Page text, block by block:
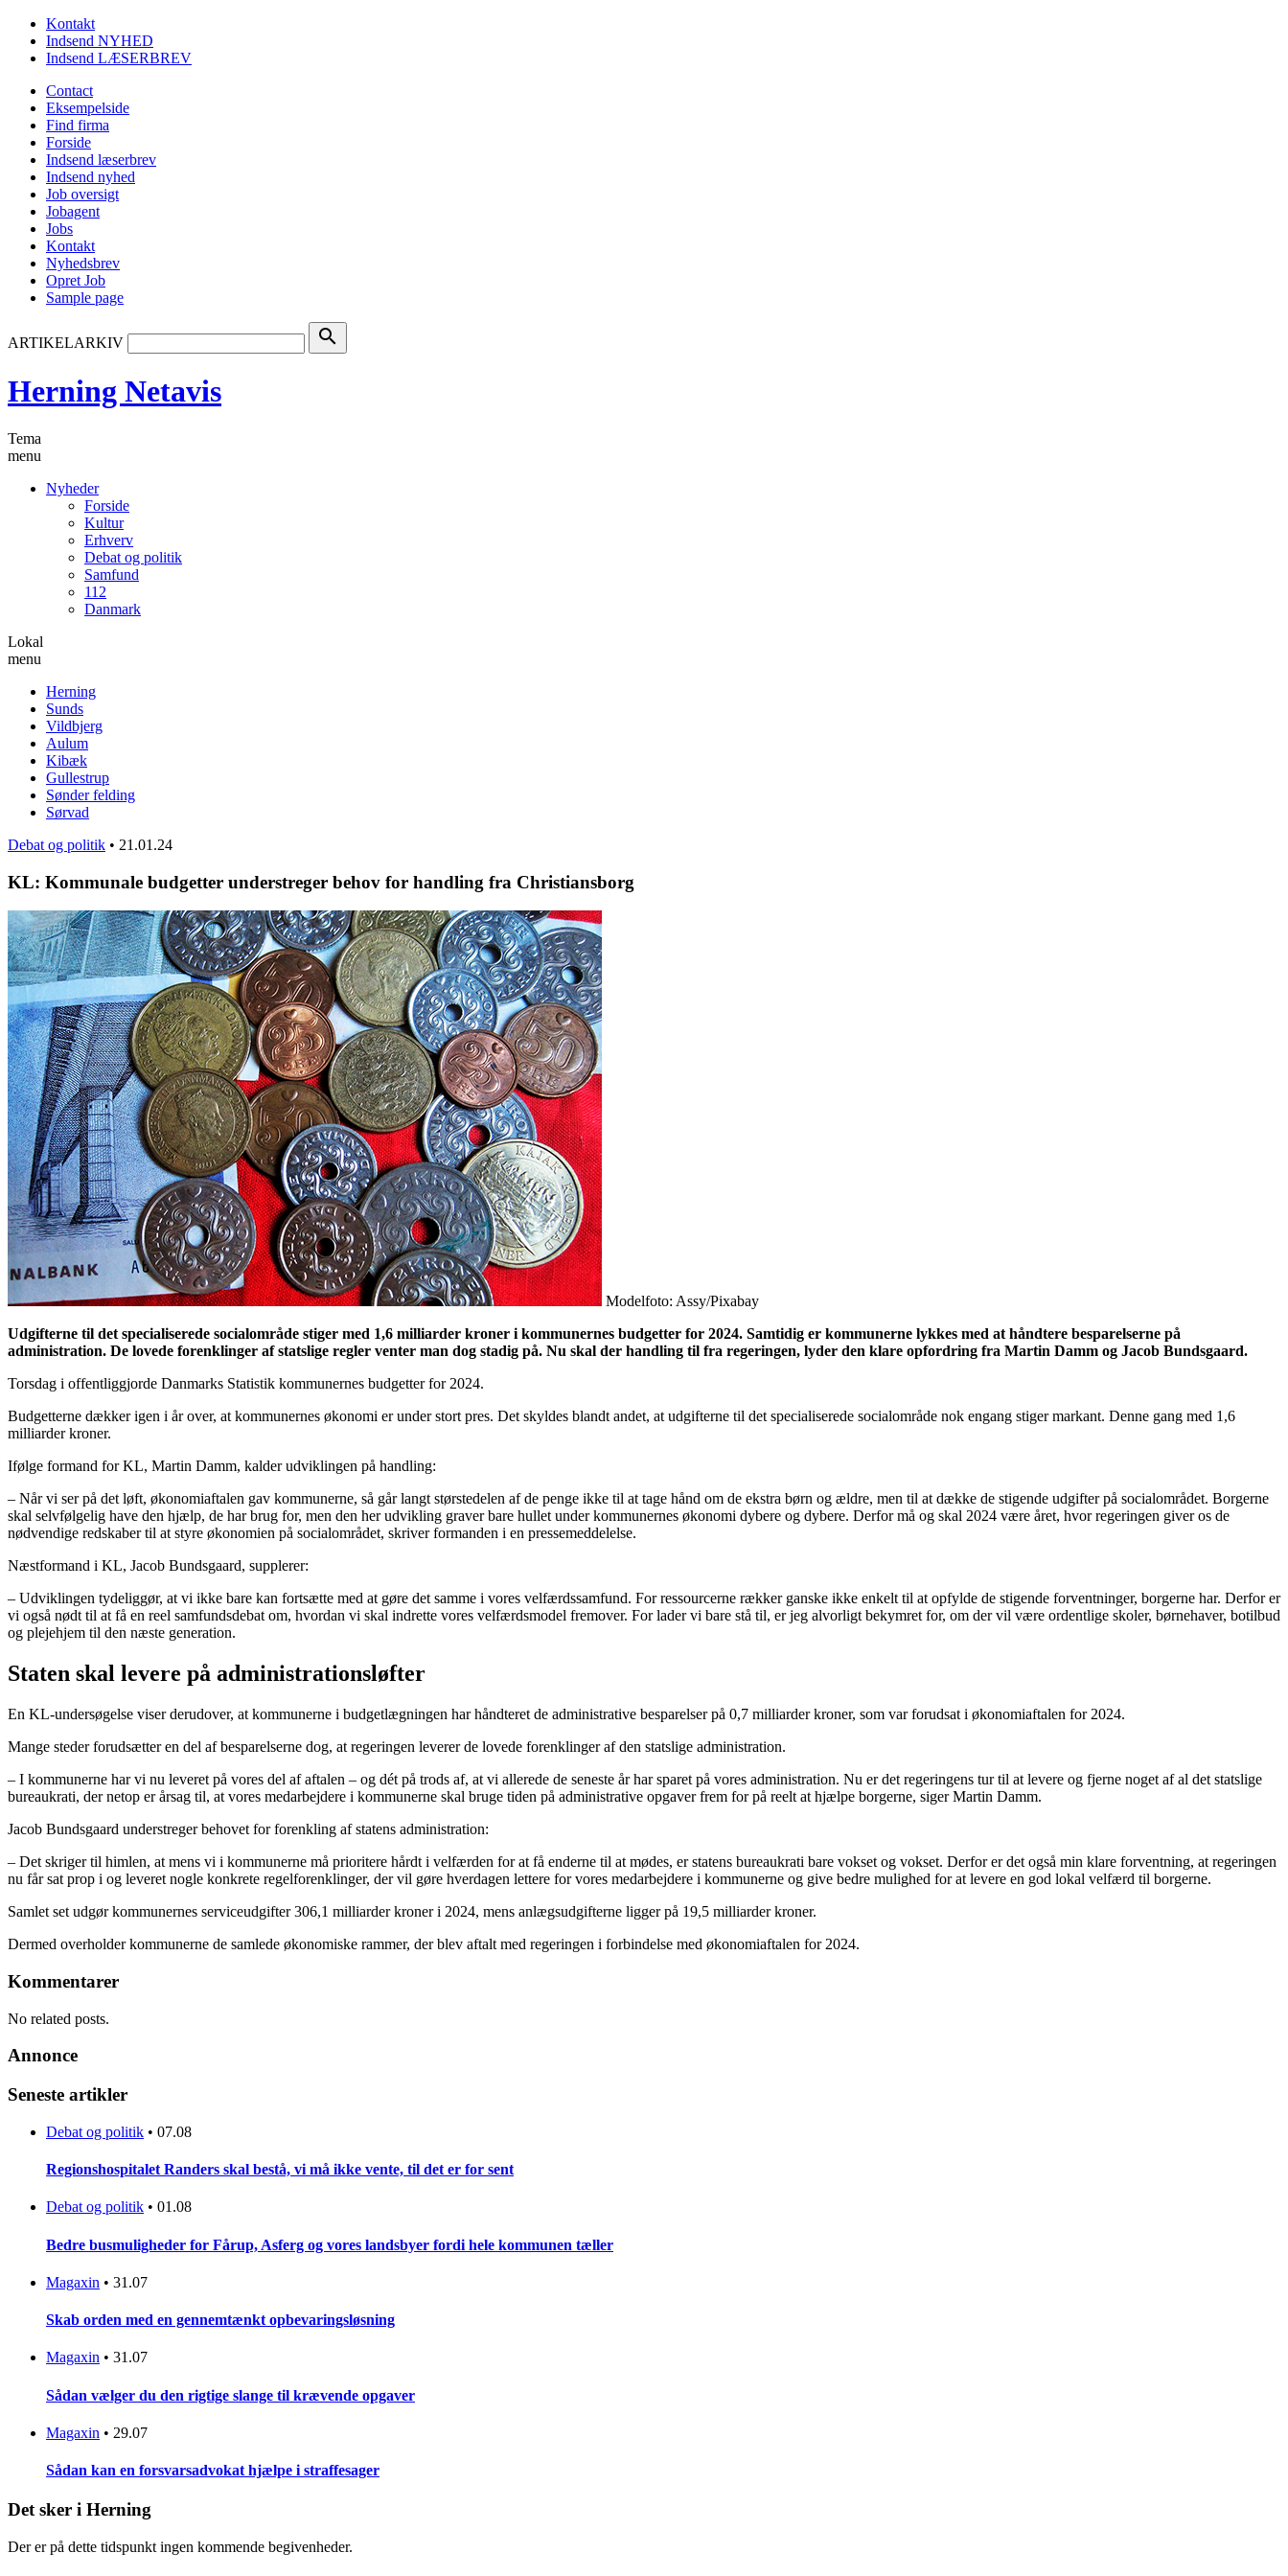
Kontakt
Indsend NYHED
Indsend LÆSERBREV
Contact
Eksempelside
Find firma
Forside
Indsend læserbrev
Indsend nyhed
Job oversigt
Jobagent
Jobs
Kontakt
Nyhedsbrev
Opret Job
Sample page
ARTIKELARKIV search
Herning Netavis
Tema
menu
Nyheder
Forside
Kultur
Erhverv
Debat og politik
Samfund
112
Danmark
Lokal
menu
Herning
Sunds
Vildbjerg
Aulum
Kibæk
Gullestrup
Sønder felding
Sørvad
Debat og politik • 21.01.24
KL: Kommunale budgetter understreger behov for handling fra Christiansborg
Modelfoto: Assy/Pixabay
Udgifterne til det specialiserede socialområde stiger med 1,6 milliarder kroner i kommunernes budgetter for 2024. Samtidig er kommunerne lykkes med at håndtere besparelserne på
administration. De lovede forenklinger af statslige regler venter man dog stadig på. Nu skal der handling til fra regeringen, lyder den klare opfordring fra Martin Damm og Jacob Bundsgaard.
Torsdag i offentliggjorde Danmarks Statistik kommunernes budgetter for 2024.
Budgetterne dækker igen i år over, at kommunernes økonomi er under stort pres. Det skyldes blandt andet, at udgifterne til det specialiserede socialområde nok engang stiger markant. Denne gang med 1,6
milliarder kroner.
Ifølge formand for KL, Martin Damm, kalder udviklingen på handling:
– Når vi ser på det løft, økonomiaftalen gav kommunerne, så går langt størstedelen af de penge ikke til at tage hånd om de ekstra børn og ældre, men til at dække de stigende udgifter på socialområdet. Borgerne
skal selvfølgelig have den hjælp, de har brug for, men den her udvikling graver bare hullet under kommunernes økonomi dybere og dybere. Derfor må og skal 2024 være året, hvor regeringen giver os de
nødvendige redskaber til at styre økonomien på socialområdet, skriver formanden i en pressemeddelelse.
Næstformand i KL, Jacob Bundsgaard, supplerer:
– Udviklingen tydeliggør, at vi ikke bare kan fortsætte med at gøre det samme i vores velfærdssamfund. For ressourcerne rækker ganske ikke enkelt til at opfylde de stigende forventninger, borgerne har. Derfor er
vi også nødt til at få en reel samfundsdebat om, hvordan vi skal indrette vores velfærdsmodel fremover. For lader vi bare stå til, er jeg alvorligt bekymret for, om der vil være ordentlige skoler, børnehaver, botilbud
og plejehjem til den næste generation.
Staten skal levere på administrationsløfter
En KL-undersøgelse viser derudover, at kommunerne i budgetlægningen har håndteret de administrative besparelser på 0,7 milliarder kroner, som var forudsat i økonomiaftalen for 2024.
Mange steder forudsætter en del af besparelserne dog, at regeringen leverer de lovede forenklinger af den statslige administration.
– I kommunerne har vi nu leveret på vores del af aftalen – og dét på trods af, at vi allerede de seneste år har sparet på vores administration. Nu er det regeringens tur til at levere og fjerne noget af al det statslige
bureaukrati, der netop er årsag til, at vores medarbejdere i kommunerne skal bruge tiden på administrative opgaver frem for på reelt at hjælpe borgerne, siger Martin Damm.
Jacob Bundsgaard understreger behovet for forenkling af statens administration:
– Det skriger til himlen, at mens vi i kommunerne må prioritere hårdt i velfærden for at få enderne til at mødes, er statens bureaukrati bare vokset og vokset. Derfor er det også min klare forventning, at regeringen
nu får sat prop i og leveret nogle konkrete regelforenklinger, der vil gøre hverdagen lettere for vores medarbejdere i kommunerne og give bedre mulighed for at levere en god lokal velfærd til borgerne.
Samlet set udgør kommunernes serviceudgifter 306,1 milliarder kroner i 2024, mens anlægsudgifterne ligger på 19,5 milliarder kroner.
Dermed overholder kommunerne de samlede økonomiske rammer, der blev aftalt med regeringen i forbindelse med økonomiaftalen for 2024.
Kommentarer
No related posts.
Annonce
Seneste artikler
Debat og politik • 07.08
Regionshospitalet Randers skal bestå, vi må ikke vente, til det er for sent
Debat og politik • 01.08
Bedre busmuligheder for Fårup, Asferg og vores landsbyer fordi hele kommunen tæller
Magaxin • 31.07
Skab orden med en gennemtænkt opbevaringsløsning
Magaxin • 31.07
Sådan vælger du den rigtige slange til krævende opgaver
Magaxin • 29.07
Sådan kan en forsvarsadvokat hjælpe i straffesager
Det sker i Herning
Der er på dette tidspunkt ingen kommende begivenheder.